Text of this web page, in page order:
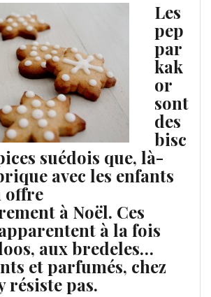
Les
pep
par
kak
or
sont
des
bisc
suédois que, là-
avec les enfants
offre
à Noël. Ces
à la fois
aux bredeles…
et parfumés, chez
résiste pas.